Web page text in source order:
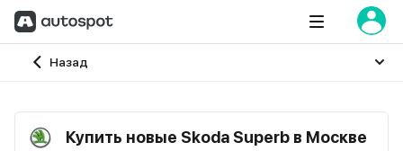
Назад
Главная
Купить новые Skoda Superb в Москве